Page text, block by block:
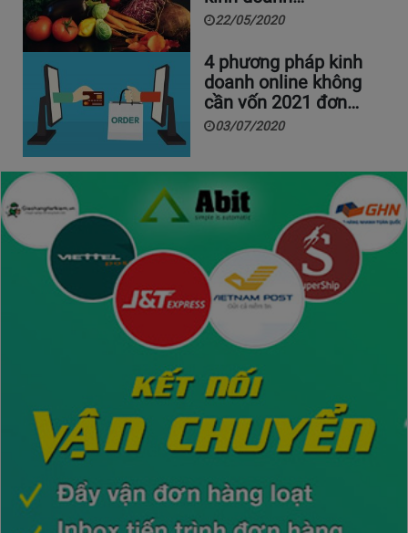
22/05/2020
4 phương pháp kinh
doanh online không
cần vốn 2021 đơn…
03/07/2020